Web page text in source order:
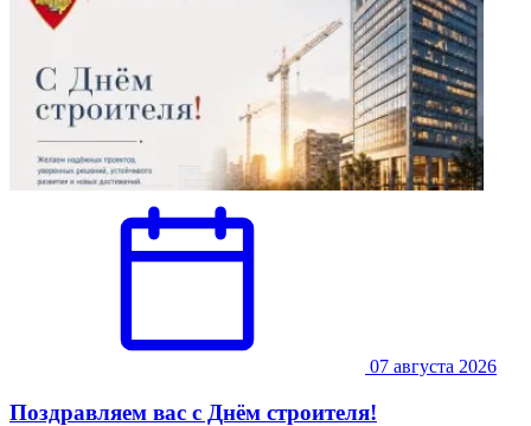
07 августа 2026
Поздравляем вас с Днём строителя!